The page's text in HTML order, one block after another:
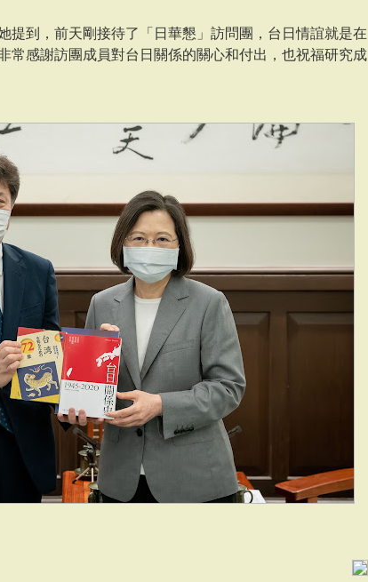
提到，前天剛接待了「日華懇」訪問團，台日情誼就是在
常感謝訪團成員對台日關係的關心和付出，也祝福研究成